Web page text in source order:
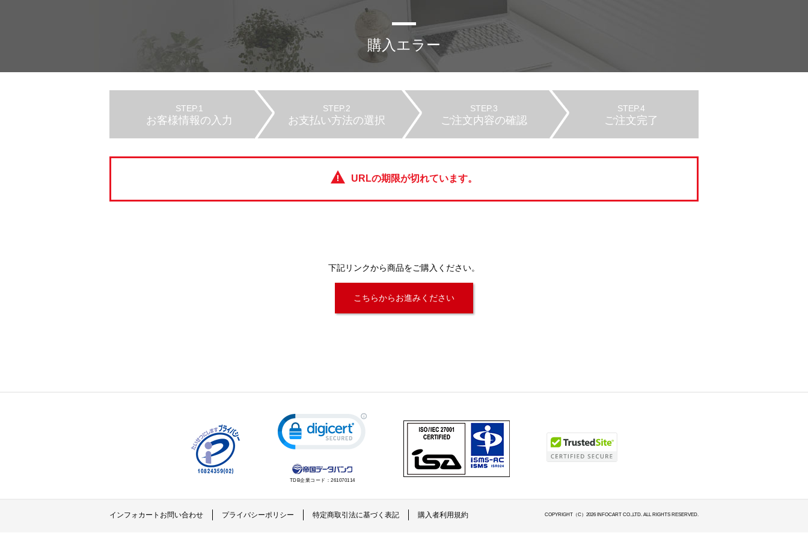
購入エラー
STEP.1
お客様情報の入力
STEP.2
お支払い方法の選択
STEP.3
ご注文内容の確認
STEP.4
ご注文完了
URLの期限が切れています。
下記リンクから商品をご購入ください。
こちらからお進みください
TDB企業コード： 261070114
インフォカートお問い合わせ プライバシーポリシー 特定商取引法に基づく表記 購入者利用規約 COPYRIGHT（C）2026 INFOCART CO.,LTD. ALL RIGHTS RESERVED.